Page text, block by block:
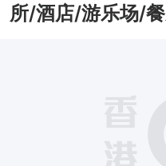
所/酒店/游乐场/